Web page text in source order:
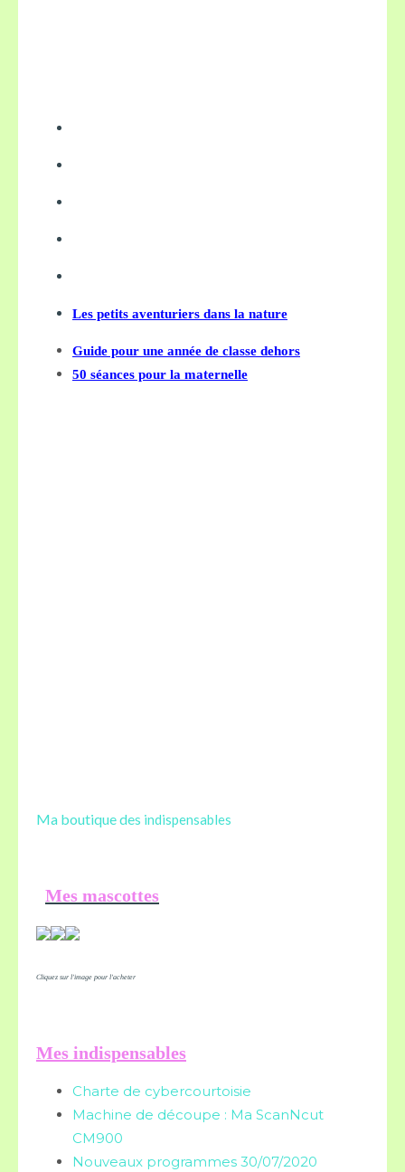
Les petits aventuriers dans la nature
Guide pour une année de classe dehors
50 séances pour la maternelle
Ma boutique des indispensables
Mes mascottes
Cliquez sur l'image pour l'acheter
Mes indispensables
Charte de cybercourtoisie
Machine de découpe : Ma ScanNcut
CM900
Nouveaux programmes 30/07/2020